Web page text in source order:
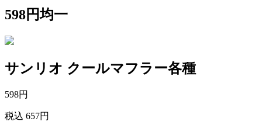
598円均一
サンリオ クールマフラー各種
598円
税込 657円